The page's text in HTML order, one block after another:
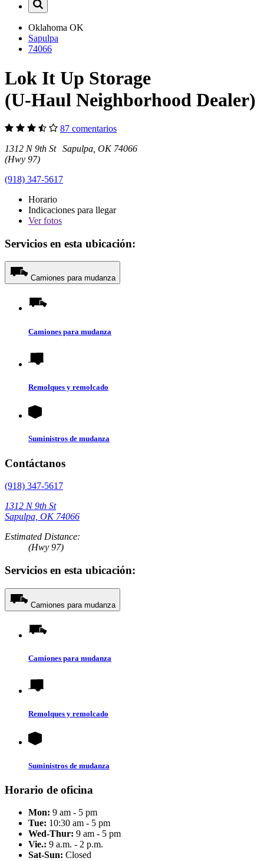
Oklahoma OK
Sapulpa
74066
Lok It Up Storage
(U-Haul Neighborhood Dealer)
87 comentarios
1312 N 9th St Sapulpa, OK 74066
(Hwy 97)
(918) 347-5617
Horario
Indicaciones para llegar
Verfotos
Servicios en esta ubicación:
Camiones para mudanza
Camiones para mudanza
Remolques y remolcado
Suministros de mudanza
Contáctanos
(918) 347-5617
1312 N 9th St
Sapulpa, OK 74066
Estimated Distance:
(Hwy 97)
Servicios en esta ubicación:
Camiones para mudanza
Camiones para mudanza
Remolques y remolcado
Suministros de mudanza
Horario de oficina
Mon: 9 am - 5 pm
Tue: 10:30 am - 5 pm
Wed-Thur: 9 am - 5 pm
Vie.: 9 a.m. - 2 p.m.
Sat-Sun: Closed